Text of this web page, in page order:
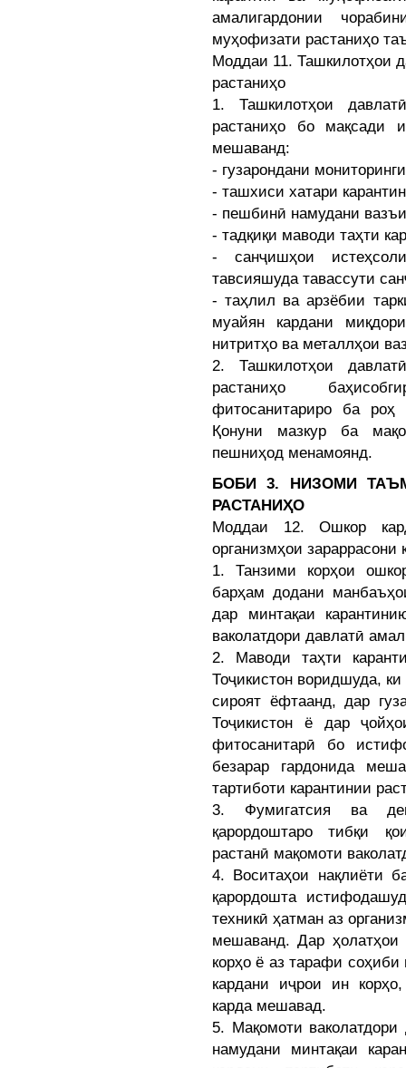
амалигардонии
муҳофизати растаниҳо
Моддаи 11. Ташкилотҳои
растаниҳо
1. Ташкилотҳои
растаниҳо бо мақсади
мешаванд:
- гузарондани
- ташхиси хатари
- пешбинӣ намудани
- тадқиқи маводи таҳти
- санҷишҳои
тавсияшуда тавассути
- таҳлил ва арзёбии
муайян кардани
нитритҳо ва металлҳои
2. Ташкилотҳои
растаниҳо
фитосанитариро ба роҳ
Қонуни мазкур ба
пешниҳод менамоянд.
БОБИ 3. НИЗОМИ
РАСТАНИҲО
Моддаи 12. Ошкор
организмҳои зараррасони
1. Танзими корҳои
барҳам додани
дар минтақаи
ваколатдори давлатӣ
2. Маводи таҳти
Тоҷикистон воридшуда,
сироят ёфтаанд, дар
Тоҷикистон ё дар
фитосанитарӣ бо
безарар гардонида
тартиботи карантинии
3. Фумигатсия ва
қарордоштаро тибқи
растанӣ мақомоти
4. Воситаҳои нақлиёти
қарордошта
техникӣ ҳатман аз
мешаванд. Дар ҳолатҳои
корҳо ё аз тарафи
кардани иҷрои ин
карда мешавад.
5. Мақомоти
намудани минтақаи